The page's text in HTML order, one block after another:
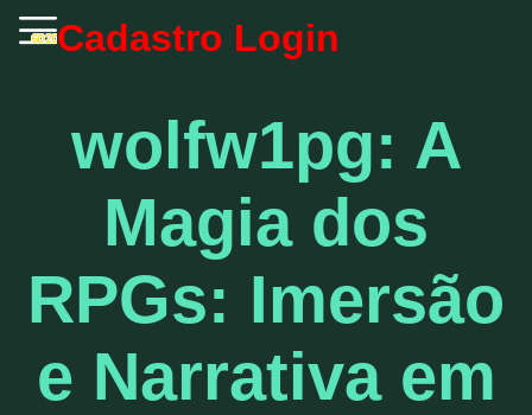
Cadastro Login
wolfw1pg: A
Magia dos
RPGs: Imersão
e Narrativa em